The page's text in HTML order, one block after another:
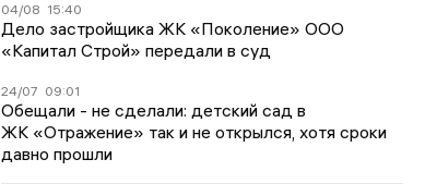
04/08 15:40
Дело застройщика ЖК «Поколение» ООО
«Капитал Строй» передали в суд
24/07 09:01
Обещали - не сделали: детский сад в
ЖК «Отражение» так и не открылся, хотя сроки
давно прошли